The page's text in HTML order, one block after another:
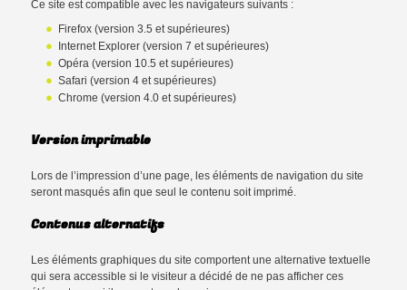
Ce site est compatible avec les navigateurs suivants :
Firefox (version 3.5 et supérieures)
Internet Explorer (version 7 et supérieures)
Opéra (version 10.5 et supérieures)
Safari (version 4 et supérieures)
Chrome (version 4.0 et supérieures)
Version imprimable
Lors de l’impression d’une page, les éléments de navigation du site
seront masqués afin que seul le contenu soit imprimé.
Contenus alternatifs
Les éléments graphiques du site comportent une alternative textuelle
qui sera accessible si le visiteur a décidé de ne pas afficher ces